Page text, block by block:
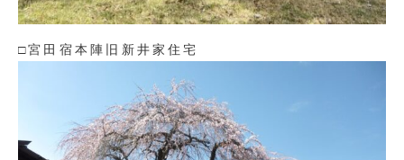
□宮田宿本陣旧新井家住宅